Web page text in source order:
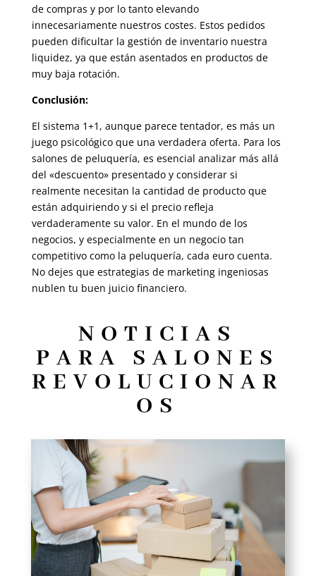
de compras y por lo tanto elevando
innecesariamente nuestros costes. Estos pedidos
pueden dificultar la gestión de inventario nuestra
liquidez, ya que están asentados en productos de
muy baja rotación.
Conclusión:
El sistema 1+1, aunque parece tentador, es más un
juego psicológico que una verdadera oferta. Para los
salones de peluquería, es esencial analizar más allá
del «descuento» presentado y considerar si
realmente necesitan la cantidad de producto que
están adquiriendo y si el precio refleja
verdaderamente su valor. En el mundo de los
negocios, y especialmente en un negocio tan
competitivo como la peluquería, cada euro cuenta.
No dejes que estrategias de marketing ingeniosas
nublen tu buen juicio financiero.
NOTICIAS
PARA SALONES
REVOLUCIONAR
OS